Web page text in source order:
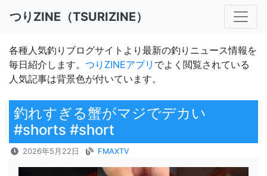
つりZINE（TSURIZINE）
各種人気釣りブログサイトより最新の釣りニュース情報を
毎日紹介します。 つりZINEアプリ でよく閲覧されている
人気記事は背景色が付いています。
釣れすぎる蟹がマジでデカい
#shorts #short
2026年5月22日 FMAXTV